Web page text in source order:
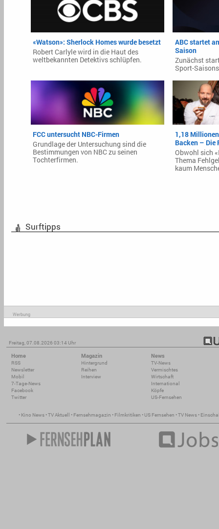
«Watson»: Sherlock Homes wurde besetzt
Robert Carlyle wird in die Haut des
weltbekannten Detektivs schlüpfen.
ABC startet
Saison
Zunächst
Sport-
FCC untersucht NBC-Firmen
Grundlage der Untersuchung sind die
Bestimmungen von NBC zu seinen
Tochterfirmen.
1,18
Backen – Die
Obwohl sich
Thema
kaum
Surftipps
Werbung
Freitag, 07.08.2026 03:14 Uhr
Home
RSS
Newsletter
Mobil
7-Tage-News
Facebook
Twitter
Magazin
Hintergrund
Reihen
Interview
News
TV-News
Vermischtes
Wirtschaft
International
Köpfe
US-Fernsehen
• Kino News •TV Aktuell • Fernsehmagazin • Filmkritiken • US Fernsehen •TV News •